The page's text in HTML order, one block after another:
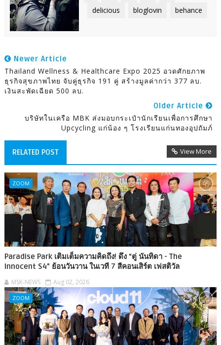
delicious bloglovin behance
Newer Article
Thailand Wellness & Healthcare Expo 2025 อวดศักยภาพ
ธุรกิจสุขภาพไทย จับคู่ธุรกิจ 191 คู่ สร้างมูลค่ากว่า 377 ลบ.
เงินสะพัดเฉียด 500 ลบ.
Older Article
บริษัทในเครือ MBK ส่งมอบกระเป๋านักเรียนเพื่อการศึกษา
Upcycling แก่น้อง ๆ โรงเรียนแก่นทองอุปถัมภ์
RELATED POST View More
ZOOM
Paradise Park เติมเต็มความคิดถึง! ดึง “ตู่ นันทิดา - The
Innocent S4” ย้อนวันวาน ในเวที 7 สีคอนเสิร์ต เฟสติวัล
MSK-NEWS Aug 02, 2026
ZOOM